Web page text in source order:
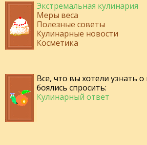
Экстремальная кулинария
Меры веса
Полезные советы
Кулинарные новости
Косметика
Все, что вы хотели узнать
боялись спросить:
Кулинарный ответ